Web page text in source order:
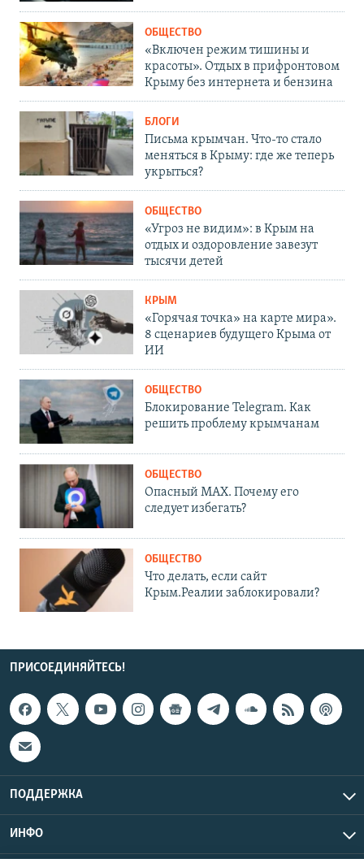
ОБЩЕСТВО
«Включен режим тишины и
красоты». Отдых в прифронтовом
Крыму без интернета и бензина
БЛОГИ
Письма крымчан. Что-то стало
меняться в Крыму: где же теперь
укрыться?
ОБЩЕСТВО
«Угроз не видим»: в Крым на
отдых и оздоровление завезут
тысячи детей
КРЫМ
«Горячая точка» на карте мира».
8 сценариев будущего Крыма от
ИИ
ОБЩЕСТВО
Блокирование Telegram. Как
решить проблему крымчанам
ОБЩЕСТВО
Опасный MAX. Почему его
следует избегать?
ОБЩЕСТВО
Что делать, если сайт
Крым.Реалии заблокировали?
ПРИСОЕДИНЯЙТЕСЬ!
ПОДДЕРЖКА
ИНФО